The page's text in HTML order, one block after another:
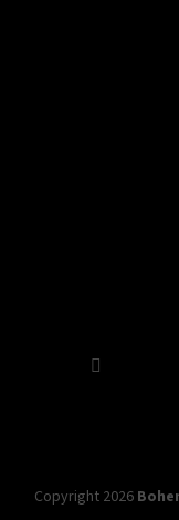
Copyright 2026